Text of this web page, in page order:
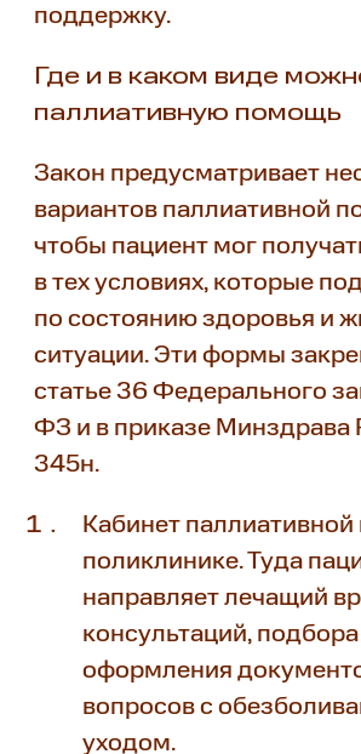
поддержку.
Где и в каком виде
паллиативную помощь
Закон предусматривает
вариантов паллиативной
чтобы пациент мог
в тех условиях, которые
по состоянию здоровья и
ситуации. Эти формы
статье 36 Федерального
ФЗ и в приказе
345н.
Кабинет
поликлинике. Туда
направляет лечащий
консультаций,
оформления
вопросов с
уходом.